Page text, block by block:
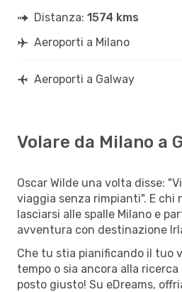
Distanza: 1574 kms
Aeroporti a Milano
Aeroporti a Galway
Volare da Milano a
Oscar Wilde una volta disse:
viaggia senza rimpianti". E chi
lasciarsi alle spalle Milano e
avventura con destinazione
Che tu stia pianificando il tuo
tempo o sia ancora alla
posto giusto! Su eDreams,